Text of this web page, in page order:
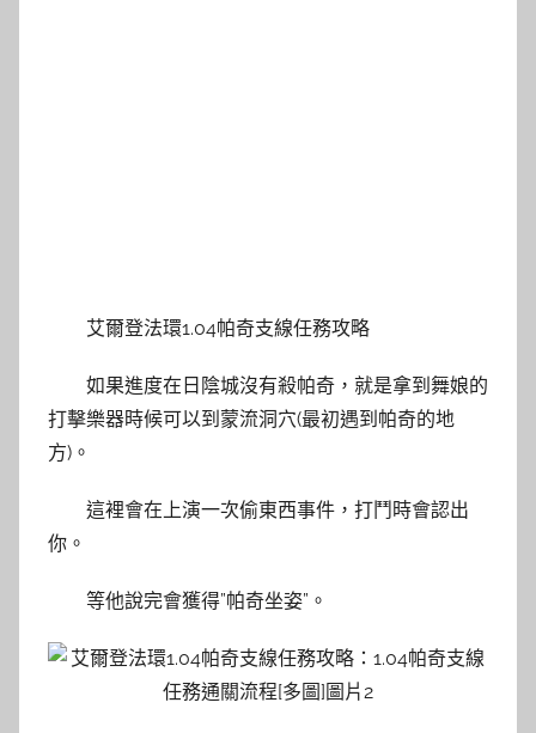
艾爾登法環1.04帕奇支線任務攻略
如果進度在日陰城沒有殺帕奇，就是拿到舞娘的
打擊樂器時候可以到蒙流洞穴(最初遇到帕奇的地
方)。
這裡會在上演一次偷東西事件，打鬥時會認出
你。
等他說完會獲得”帕奇坐姿”。